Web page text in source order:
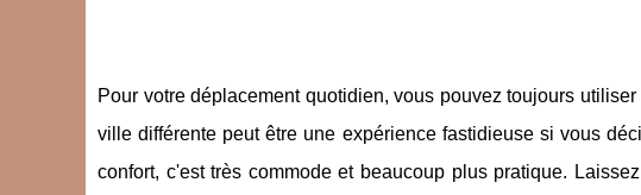
Pour votre déplacement quotidien, vous pouvez toujours
ville différente peut être une expérience fastidieuse si vous
confort, c'est très commode et beaucoup plus pratique.